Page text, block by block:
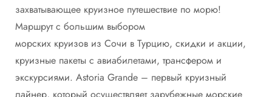
захватывающее круизное путешествие по морю!
Маршрут с большим выбором
морских круизов из Сочи в Турцию, скидки и акции,
круизные пакеты с авиабилетами, трансфером и
экскурсиями. Аstoria Grande – первый круизный
лайнер, который осуществляет зарубежные морские